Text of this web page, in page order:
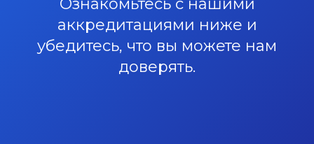
Ознакомьтесь с нашими
аккредитациями ниже и
убедитесь, что вы можете нам
доверять.